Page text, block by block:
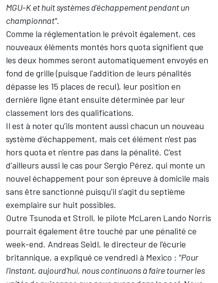
MGU-K et huit systèmes d'échappement pendant un
championnat".
Comme la réglementation le prévoit également, ces
nouveaux éléments montés hors quota signifient que
les deux hommes seront automatiquement envoyés en
fond de grille (puisque l'addition de leurs pénalités
dépasse les 15 places de recul), leur position en
dernière ligne étant ensuite déterminée par leur
classement lors des qualifications.
Il est à noter qu'ils montent aussi chacun un nouveau
système d'échappement, mais cet élément n'est pas
hors quota et n'entre pas dans la pénalité. C'est
d'ailleurs aussi le cas pourSergio Pérez, qui monte un
nouvel échappement pour son épreuve à domicile mais
sans être sanctionné puisqu'il s'agit du septième
exemplaire sur huit possibles.
Outre Tsunoda et Stroll, le pilote McLaren Lando Norris
pourrait également être touché par une pénalité ce
week-end. Andreas Seidl, le directeur de l'écurie
britannique, a expliqué ce vendredi à Mexico : "Pour
l'instant, aujourd'hui, nous continuons à faire tourner les